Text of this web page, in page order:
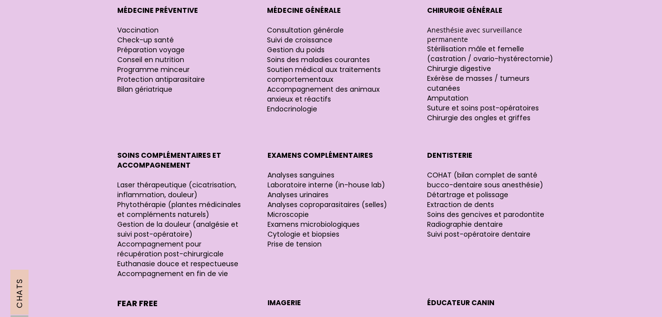
CHATS
MÉDECINE PRÉVENTIVE
Vaccination
Check-up santé
Préparation voyage
Conseil en nutrition
Programme minceur
Protection antiparasitaire
Bilan gériatrique
MÉDECINE GÉNÉRALE
Consultation générale
Suivi de croissance
Gestion du poids
Soins des maladies courantes
Soutien médical aux traitements
comportementaux
Accompagnement des animaux
anxieux et réactifs
Endocrinologie
CHIRURGIE GÉNÉRALE
Anesthésie avec surveillance
permanente
Stérilisation mâle et femelle
(castration / ovario-hystérectomie)
Chirurgie digestive
Exérèse de masses / tumeurs
cutanées
Amputation
Suture et soins post-opératoires
Chirurgie des ongles et griffes
SOINS COMPLÉMENTAIRES ET
ACCOMPAGNEMENT
Laser thérapeutique (cicatrisation,
inflammation, douleur)
Phytothérapie (plantes médicinales
et compléments naturels)
Gestion de la douleur (analgésie et
suivi post-opératoire)
Accompagnement pour
récupération post-chirurgicale
Euthanasie douce et respectueuse
Accompagnement en fin de vie
EXAMENS COMPLÉMENTAIRES
Analyses sanguines
Laboratoire interne (in-house lab)
Analyses urinaires
Analyses coproparasitaires (selles)
Microscopie
Examens microbiologiques
Cytologie et biopsies
Prise de tension
DENTISTERIE
COHAT (bilan complet de santé
bucco-dentaire sous anesthésie)
Détartrage et polissage
Extraction de dents
Soins des gencives et parodontite
Radiographie dentaire
Suivi post-opératoire dentaire
FEAR FREE
IMAGERIE
ÉDUCATEUR CANIN